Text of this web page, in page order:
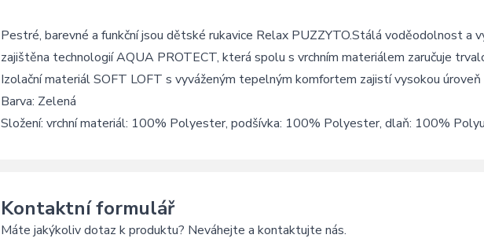
Pestré, barevné a funkční jsou dětské rukavice Relax PUZZYTO.Stálá voděodolnost a
zajištěna technologií AQUA PROTECT, která spolu s vrchním materiálem zaručuje
Izolační materiál SOFT LOFT s vyváženým tepelným komfortem zajistí vysokou úroveň
Barva: Zelená
Složení: vrchní materiál: 100% Polyester, podšívka: 100% Polyester, dlaň: 100%
Kontaktní formulář
Máte jakýkoliv dotaz k produktu? Neváhejte a kontaktujte nás.